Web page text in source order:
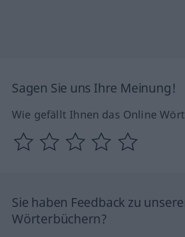
Sagen Sie uns Ihre Meinung!
Wie gefällt Ihnen das Online
Sie haben Feedback zu
Wörterbüchern?